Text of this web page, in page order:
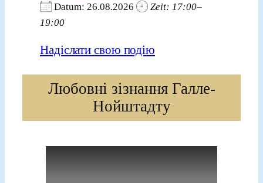
Datum: 26.08.2026
Zeit: 17:00–
19:00
Надіслати свою подію
Любовні зізнання Галле-
Нойштадту